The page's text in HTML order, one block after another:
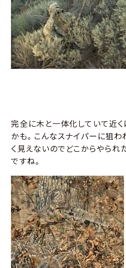
完全に木と一体化していて近
かも。こんなスナイパーに狙
く見えないのでどこからやら
ですね。